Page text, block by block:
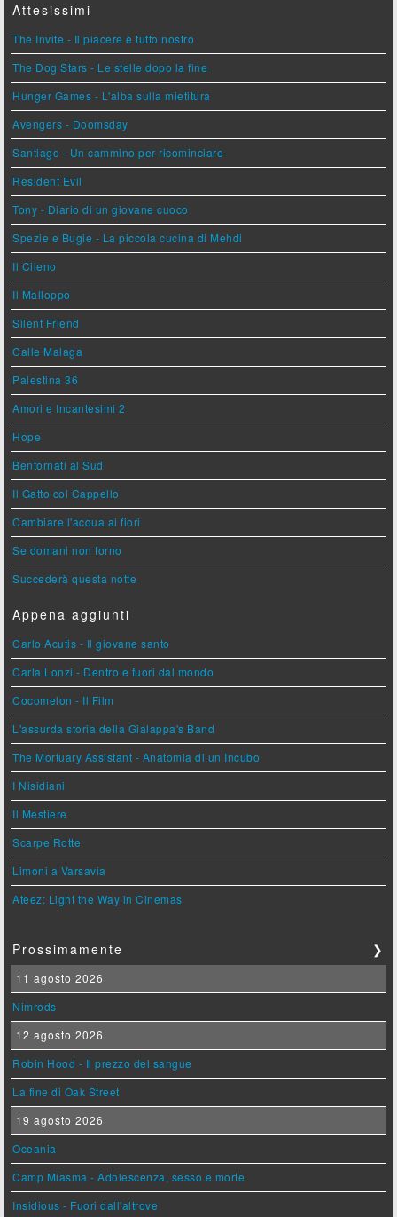
Attesissimi
The Invite - Il piacere è tutto nostro
The Dog Stars - Le stelle dopo la fine
Hunger Games - L'alba sulla mietitura
Avengers - Doomsday
Santiago - Un cammino per ricominciare
Resident Evil
Tony - Diario di un giovane cuoco
Spezie e Bugie - La piccola cucina di Mehdi
Il Cileno
Il Malloppo
Silent Friend
Calle Malaga
Palestina 36
Amori e Incantesimi 2
Hope
Bentornati al Sud
Il Gatto col Cappello
Cambiare l'acqua ai fiori
Se domani non torno
Succederà questa notte
Appena aggiunti
Carlo Acutis - Il giovane santo
Carla Lonzi - Dentro e fuori dal mondo
Cocomelon - Il Film
L'assurda storia della Gialappa's Band
The Mortuary Assistant - Anatomia di un Incubo
I Nisidiani
Il Mestiere
Scarpe Rotte
Limoni a Varsavia
Ateez: Light the Way in Cinemas
Prossimamente ❯
11 agosto 2026
Nimrods
12 agosto 2026
Robin Hood - Il prezzo del sangue
La fine di Oak Street
19 agosto 2026
Oceania
Camp Miasma - Adolescenza, sesso e morte
Insidious - Fuori dall'altrove